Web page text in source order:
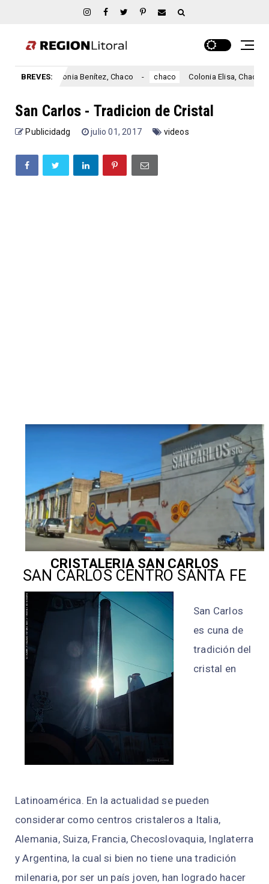
BREVES:
Colonia Benítez, Chaco chaco Colonia Elisa, Chaco
San Carlos - Tradicion de Cristal
Publicidadg julio 01, 2017 videos
CRISTALERIA SAN CARLOS
SAN CARLOS CENTRO SANTA FE
San Carlos
es cuna de
tradición del
cristal en
Latinoamérica. En la actualidad se pueden
considerar como centros cristaleros a Italia,
Alemania, Suiza, Francia, Checoslovaquia, Inglaterra
y Argentina, la cual si bien no tiene una tradición
milenaria, por ser un país joven, han logrado hacer